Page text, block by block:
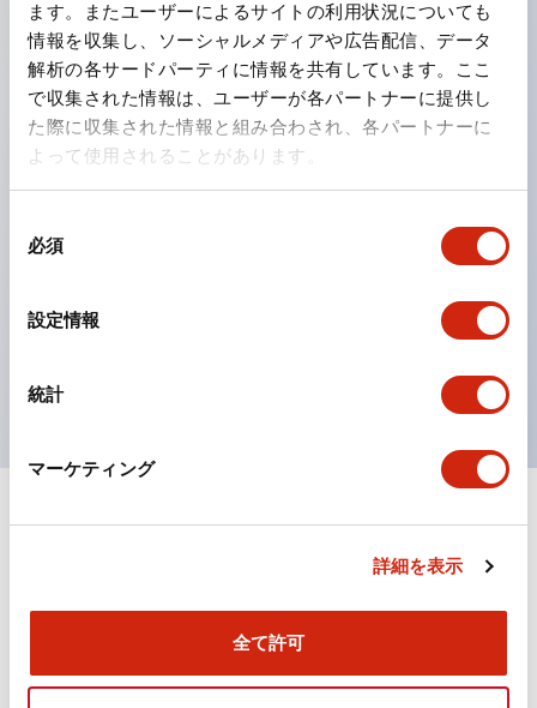
ます。またユーザーによるサイトの利用状況についても
情報を収集し、ソーシャルメディアや広告配信、データ
解析の各サードパーティに情報を共有しています。ここ
で収集された情報は、ユーザーが各パートナーに提供し
た際に収集された情報と組み合わされ、各パートナーに
よって使用されることがあります。
必須
設定情報
統計
マーケティング
詳細を表示
全て許可
どに適した亜鉛ダイカストタイプ
フィンガープロテクション構造、ねじアップ端子構造、
保護構造IP20に対応したHW-U形コンタクトブロック
を搭載。
高電圧タイプのLED球が搭載可能になり、ダイレクト
タイプの定格使用電圧が最大240Vまで対応可能になり
ました。
ひとつで6色の役をこなすLED球（LSRD球）。これま
で色ごとに分かれていたLED球を、1色のLED球で各色
UL、CSA、TÜV、CCC認証品。